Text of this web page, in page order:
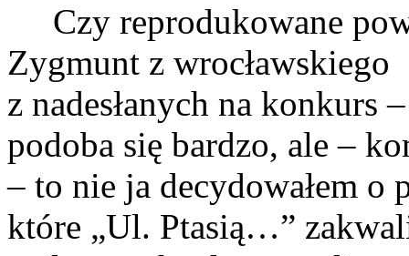
Czy reprodukowane
Zygmunt z wrocławskiego
z nadesłanych na konkurs
podoba się bardzo, ale –
– to nie ja decydowałem o
które „Ul. Ptasią…”